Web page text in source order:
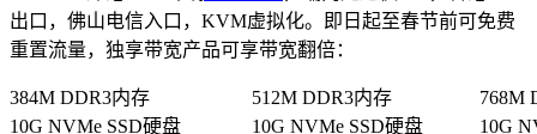
出口，佛山电信入口，KVM虚拟化。即日起至春节前可免费
重置流量，独享带宽产品可享带宽翻倍：
384M DDR3内存 512M DDR3内存
768M
10G NVMe SSD硬盘
10G NVMe SSD硬盘
10G